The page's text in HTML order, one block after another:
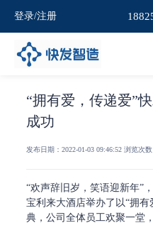
登录/注册
“拥有爱，传递爱”
成功
发布日期：2022-01-03 09:46:52 浏览次
“欢声辞旧岁，笑语迎新年”
宝利来大酒店举办了以“拥
典，公司全体员工欢聚一堂